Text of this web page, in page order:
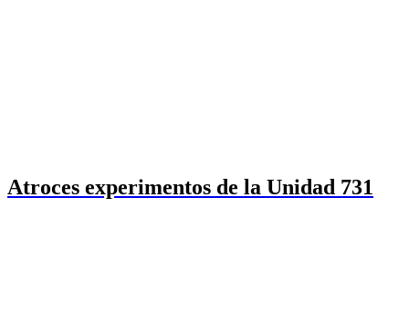
Atroces experimentos de la Unidad 731